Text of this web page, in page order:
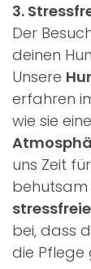
3.
Der
deinen
Unsere
erfahren
wie sie eine
uns Zeit
behutsam
bei, dass
die Pflege